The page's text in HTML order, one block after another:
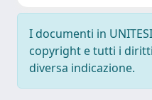
I documenti in
copyright e tutti i
diversa indicazione.